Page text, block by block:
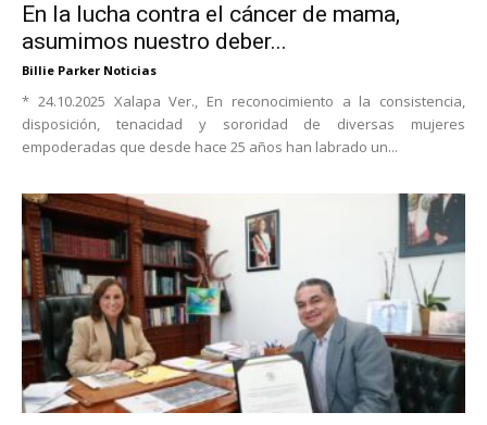
En la lucha contra el cáncer de mama,
asumimos nuestro deber...
Billie Parker Noticias
* 24.10.2025 Xalapa Ver., En reconocimiento a la consistencia,
disposición, tenacidad y sororidad de diversas mujeres
empoderadas que desde hace 25 años han labrado un...